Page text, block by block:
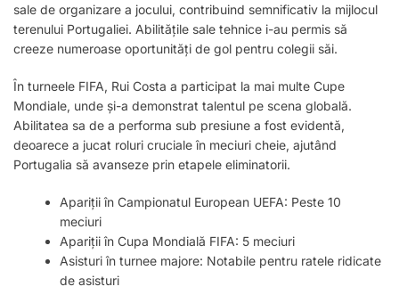
sale de organizare a jocului, contribuind semnificativ la mijlocul
terenului Portugaliei. Abilitățile sale tehnice i-au permis să
creeze numeroase oportunități de gol pentru colegii săi.
În turneele FIFA, Rui Costa a participat la mai multe Cupe
Mondiale, unde și-a demonstrat talentul pe scena globală.
Abilitatea sa de a performa sub presiune a fost evidentă,
deoarece a jucat roluri cruciale în meciuri cheie, ajutând
Portugalia să avanseze prin etapele eliminatorii.
Apariții în Campionatul European UEFA: Peste 10
meciuri
Apariții în Cupa Mondială FIFA: 5 meciuri
Asisturi în turnee majore: Notabile pentru ratele ridicate
de asisturi